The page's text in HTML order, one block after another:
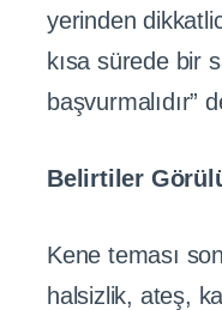
yerinden
kısa sürede bir
başvurmalıdır”
Belirtiler
Kene teması
halsizlik, ateş,